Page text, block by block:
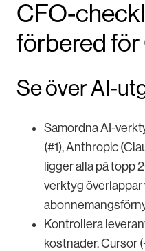
CFO-
förbered för
Se över AI-
Samordna AI-
(#1), Anthropic
ligger alla på topp
verktyg överlappar
Kontrollera
kostnader.Cursor